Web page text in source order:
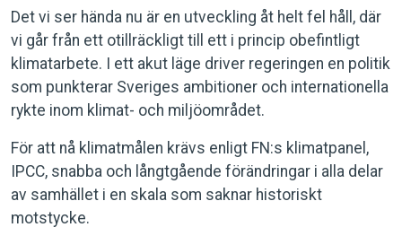
Det vi ser hända nu är en utveckling åt helt fel håll, där
vi går från ett otillräckligt till ett i princip obefintligt
klimatarbete. I ett akut läge driver regeringen en politik
som punkterar Sveriges ambitioner och internationella
rykte inom klimat- och miljöområdet.
För att nå klimatmålen krävs enligt FN:s klimatpanel,
IPCC, snabba och långtgående förändringar i alla delar
av samhället i en skala som saknar historiskt
motstycke.